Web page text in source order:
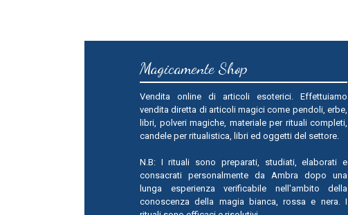
Magicamente Shop
Vendita online di articoli esoterici. Effettuiamo
vendita diretta di articoli magici come pendoli, erbe,
libri, polveri magiche, materiale per rituali completi,
candele per ritualistica, libri ed oggetti del settore.
N.B: I rituali sono preparati, studiati, elaborati e
consacrati personalmente da Ambra dopo una
lunga esperienza verificabile nell'ambito della
conoscenza della magia bianca, rossa e nera. I